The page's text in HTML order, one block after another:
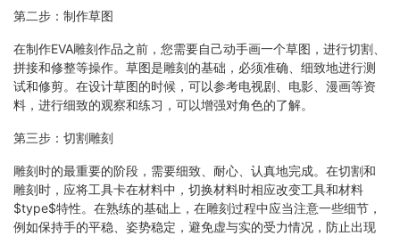
第二步：制作草图
在制作EVA雕刻作品之前，您需要自己动手画一个草图，进行切割、
拼接和修整等操作。草图是雕刻的基础，必须准确、细致地进行测
试和修剪。在设计草图的时候，可以参考电视剧、电影、漫画等资
料，进行细致的观察和练习，可以增强对角色的了解。
第三步：切割雕刻
雕刻时的最重要的阶段，需要细致、耐心、认真地完成。在切割和
雕刻时，应将工具卡在材料中，切换材料时相应改变工具和材料
$type$特性。在熟练的基础上，在雕刻过程中应当注意一些细节，
例如保持手的平稳、姿势稳定，避免虚与实的受力情况，防止出现